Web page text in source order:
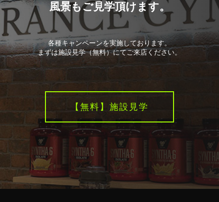
風景もご見学頂けます。
各種キャンペーンを実施しております。
まずは施設⾒学（無料）にてご来店ください。
【無料】施設見学